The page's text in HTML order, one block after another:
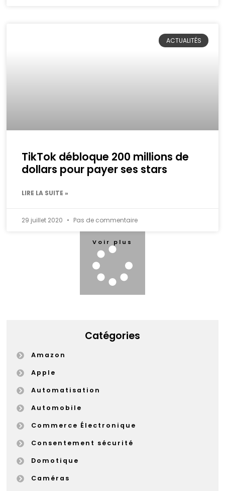
ACTUALITÉS
TikTok débloque 200 millions de
dollars pour payer ses stars
LIRE LA SUITE »
29 juillet 2020 Pas de commentaire
Voir plus
Catégories
Amazon
Apple
Automatisation
Automobile
Commerce Électronique
Consentement sécurité
Domotique
Caméras